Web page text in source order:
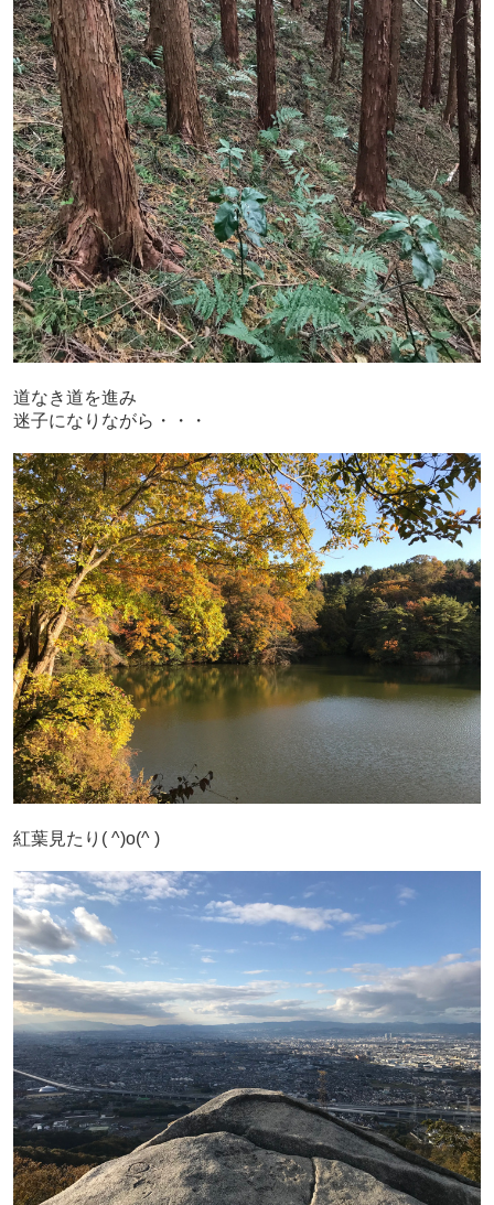
道なき道を進み
迷子になりながら・・・
紅葉見たり( ^)o(^ )